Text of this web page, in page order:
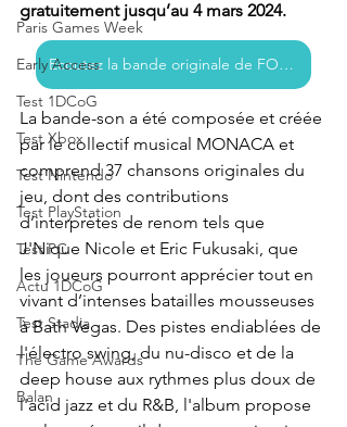
Paris Games Week
Early Access
Test 1DCoG
Test Xbox
Test Nintendo
Test PlayStation
Test PC
Actu 1DCoG
Test Stadia
The Game Awards
Balan
gratuitement jusqu’au 4 mars 2024.
Ecoutez la bande originale de FOAMSTARS sur votre plateforme préférée dès maintenant !
La bande-son a été composée et créée
par le collectif musical MONACA et
comprend 37 chansons originales du
jeu, dont des contributions
d’interprètes de renom tels que
J'Nique Nicole et Eric Fukusaki, que
les joueurs pourront apprécier tout en
vivant d’intenses batailles mousseuses
à Bath Vegas. Des pistes endiablées de
l'électro swing, du nu-disco et de la
deep house aux rythmes plus doux de
l'acid jazz et du R&B, l'album propose